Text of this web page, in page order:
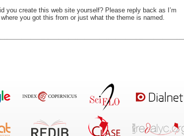
you create this web site yourself? Please reply back as I’m
you got this from or just what the theme is named.